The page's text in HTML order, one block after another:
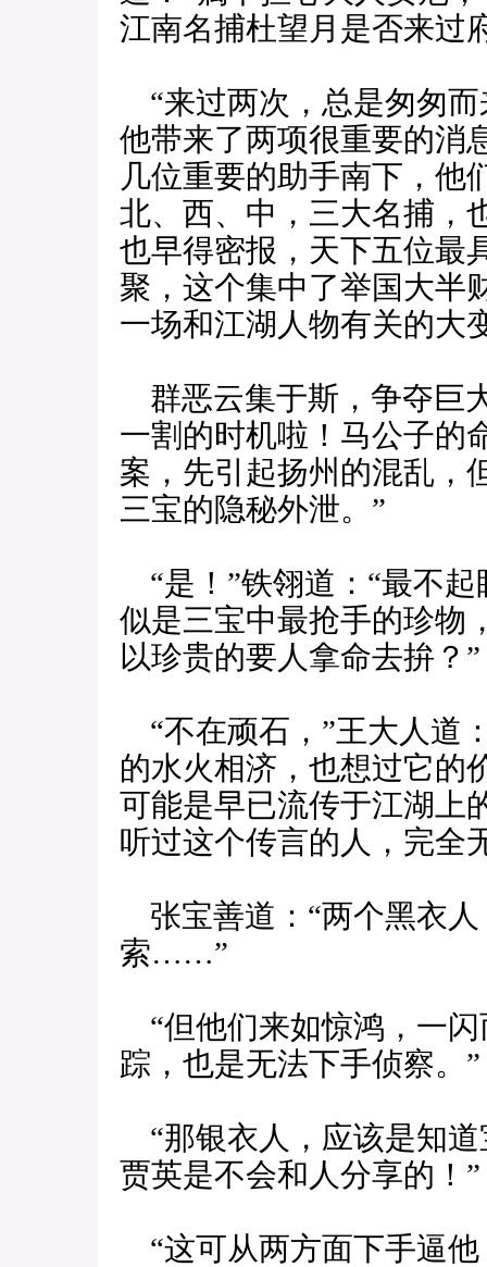
江南名捕杜望月是否来过
“来过两次，总是匆匆而
他带来了两项很重要的消
几位重要的助手南下，他
北、西、中，三大名捕，
也早得密报，天下五位最
聚，这个集中了举国大半
一场和江湖人物有关的大
群恶云集于斯，争夺巨
一割的时机啦！马公子的
案，先引起扬州的混乱，
三宝的隐秘外泄。”
“是！”铁翎道：“最不
似是三宝中最抢手的珍物
以珍贵的要人拿命去拚？”
“不在顽石，”王大人道
的水火相济，也想过它的
可能是早已流传于江湖上
听过这个传言的人，完全
张宝善道：“两个黑衣
索……”
“但他们来如惊鸿，一闪
踪，也是无法下手侦察。”
“那银衣人，应该是知道
贾英是不会和人分享的！”
“这可从两方面下手逼他